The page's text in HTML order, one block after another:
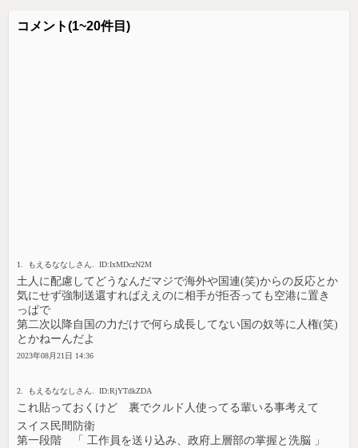
コメント(1~20件目)
1. もえるななしさん. ID:IxMDczN2M
土人に配慮してどうなんだマジで海外や国連(笑)からの反応とか
気にせず強制送還すればええのに相手が拒否っても空港に置き
っぱで
第二次以降自国の力だけで何ら成長してない国の奴等に人権(笑)
とかねーんだよ
2023年08月21日 14:36
2. もえるななしさん. ID:RjYTdkZDA
これ貼っておくけど 裏でクルド人使ってる輩いる事考えて
スイス民間防衛
第一段階 「 工作員を送り込み、政府上層部の掌握と洗脳 」